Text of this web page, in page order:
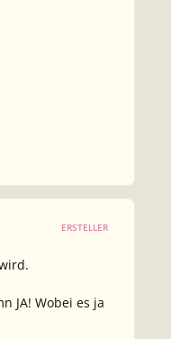
ERSTELLER
JA! Wobei es ja